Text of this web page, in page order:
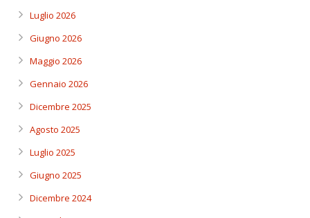
Luglio 2026
Giugno 2026
Maggio 2026
Gennaio 2026
Dicembre 2025
Agosto 2025
Luglio 2025
Giugno 2025
Dicembre 2024